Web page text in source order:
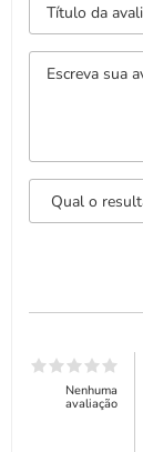
Nenhuma
avaliação